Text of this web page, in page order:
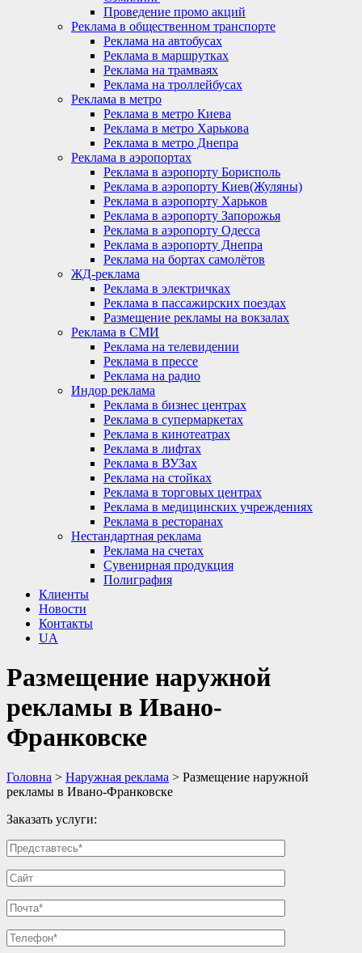
Проведение промо акций
Реклама в общественном транспорте
Реклама на автобусах
Реклама в маршрутках
Реклама на трамваях
Реклама на троллейбусах
Реклама в метро
Реклама в метро Киева
Реклама в метро Харькова
Реклама в метро Днепра
Реклама в аэропортах
Реклама в аэропорту Борисполь
Реклама в аэропорту Киев(Жуляны)
Реклама в аэропорту Харьков
Реклама в аэропорту Запорожья
Реклама в аэропорту Одесса
Реклама в аэропорту Днепра
Реклама на бортах самолётов
ЖД-реклама
Реклама в электричках
Реклама в пассажирских поездах
Размещение рекламы на вокзалах
Реклама в СМИ
Реклама на телевидении
Реклама в прессе
Реклама на радио
Индор реклама
Реклама в бизнес центрах
Реклама в супермаркетах
Реклама в кинотеатрах
Реклама в лифтах
Реклама в ВУЗах
Реклама на стойках
Реклама в торговых центрах
Реклама в медицинских учреждениях
Реклама в ресторанах
Нестандартная реклама
Реклама на счетах
Сувенирная продукция
Полиграфия
Клиенты
Новости
Контакты
UA
Размещение наружной
рекламы в Ивано-
Франковске
Головна > Наружная реклама > Размещение наружной
рекламы в Ивано-Франковске
Заказать услуги: